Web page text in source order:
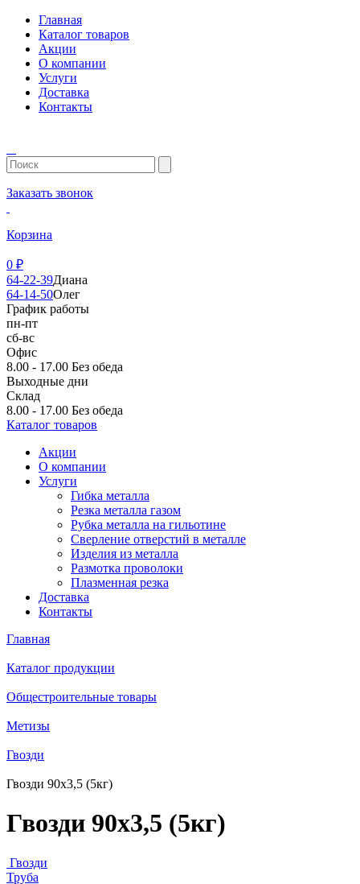
Главная
Каталог товаров
Акции
О компании
Услуги
Доставка
Контакты
Заказать звонок
Корзина
0 ₽
64-22-39Диана
64-14-50Олег
График работы
пн-пт
сб-вс
Офис
8.00 - 17.00 Без обеда
Выходные дни
Склад
8.00 - 17.00 Без обеда
Каталог товаров
Акции
О компании
Услуги
Гибка металла
Резка металла газом
Рубка металла на гильотине
Сверление отверстий в металле
Изделия из металла
Размотка проволоки
Плазменная резка
Доставка
Контакты
Главная
Каталог продукции
Общестроительные товары
Метизы
Гвозди
Гвозди 90х3,5 (5кг)
Гвозди 90х3,5 (5кг)
Гвозди
Труба